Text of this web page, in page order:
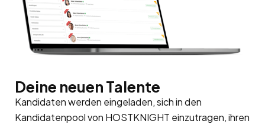
Deine neuen Talente
Kandidaten werden eingeladen, sich in den
Kandidatenpoolvon HOSTKNIGHT einzutragen, ihren